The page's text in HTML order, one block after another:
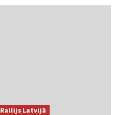
Rallijs Latvijā